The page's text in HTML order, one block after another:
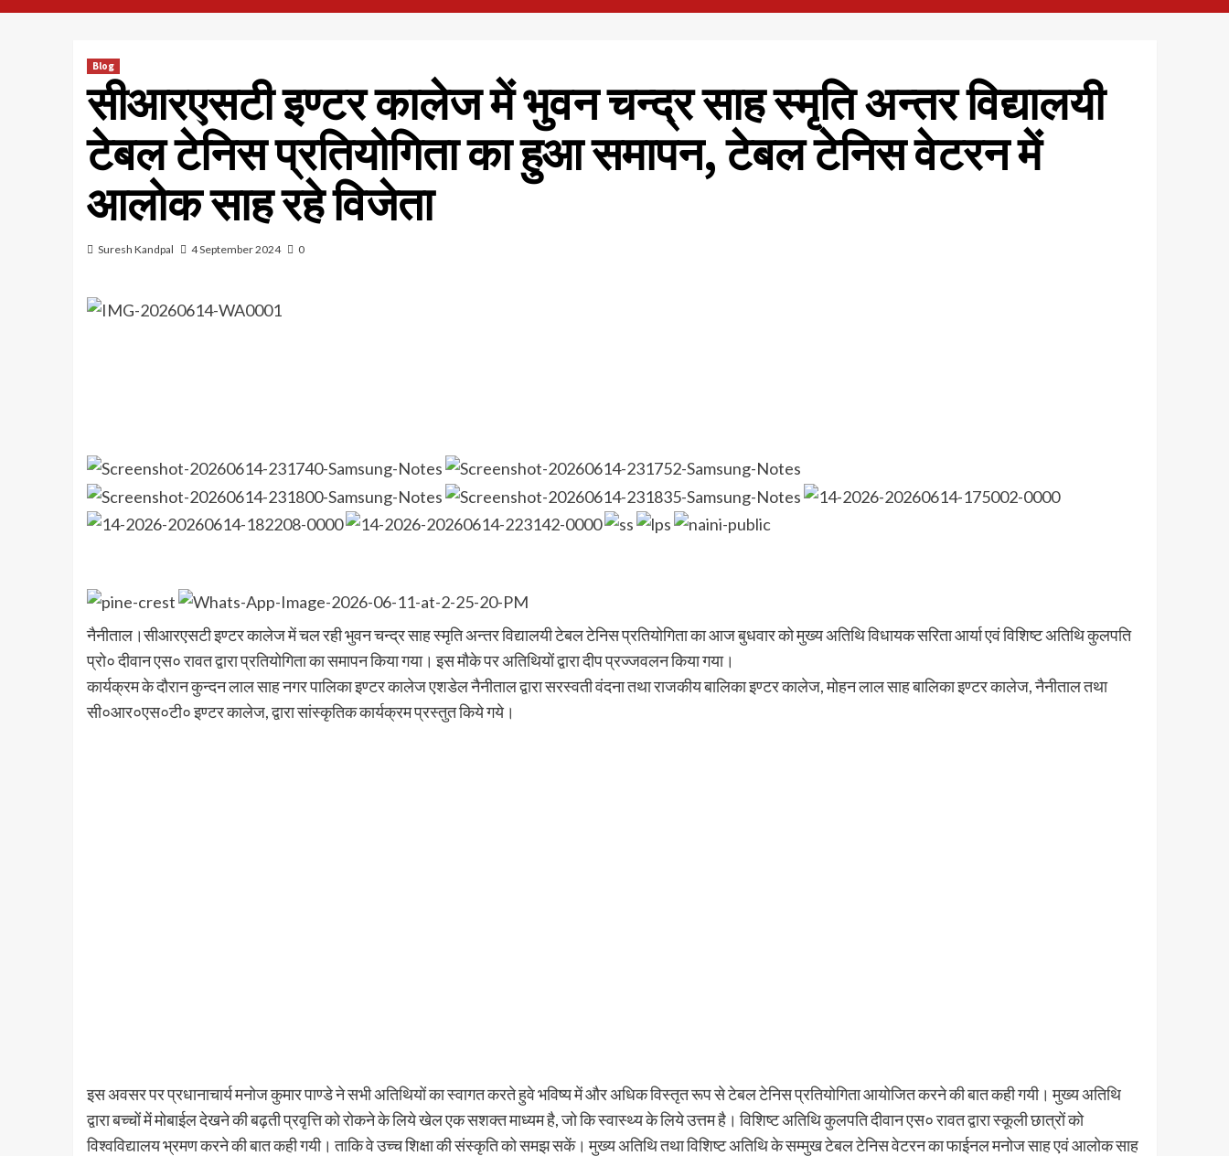
Blog
सीआरएसटी इण्टर कालेज में भुवन चन्द्र साह स्मृति अन्तर विद्यालयी
टेबल टेनिस प्रतियोगिता का हुआ समापन, टेबल टेनिस वेटरन में
आलोक साह रहे विजेता
Suresh Kandpal 4 September 2024 0
नैनीताल।सीआरएसटी इण्टर कालेज में चल रही भुवन चन्द्र साह स्मृति अन्तर विद्यालयी टेबल टेनिस प्रतियोगिता का आज बुधवार को मुख्य अतिथि विधायक सरिता आर्या एवं विशिष्ट अतिथि कुलपति
प्रो० दीवान एस० रावत द्वारा प्रतियोगिता का समापन किया गया। इस मौके पर अतिथियों द्वारा दीप प्रज्जवलन किया गया।
कार्यक्रम के दौरान कुन्दन लाल साह नगर पालिका इण्टर कालेज एशडेल नैनीताल द्वारा सरस्वती वंदना तथा राजकीय बालिका इण्टर कालेज, मोहन लाल साह बालिका इण्टर कालेज, नैनीताल तथा
सी०आर०एस०टी० इण्टर कालेज, द्वारा सांस्कृतिक कार्यक्रम प्रस्तुत किये गये।
इस अवसर पर प्रधानाचार्य मनोज कुमार पाण्डे ने सभी अतिथियों का स्वागत करते हुवे भविष्य में और अधिक विस्तृत रूप से टेबल टेनिस प्रतियोगिता आयोजित करने की बात कही गयी। मुख्य अतिथि
द्वारा बच्चों में मोबाईल देखने की बढ़ती प्रवृत्ति को रोकने के लिये खेल एक सशक्त माध्यम है, जो कि स्वास्थ्य के लिये उत्तम है। विशिष्ट अतिथि कुलपति दीवान एस० रावत द्वारा स्कूली छात्रों को
विश्वविद्यालय भ्रमण करने की बात कही गयी। ताकि वे उच्च शिक्षा की संस्कृति को समझ सकें। मुख्य अतिथि तथा विशिष्ट अतिथि के सम्मुख टेबल टेनिस वेटरन का फाईनल मनोज साह एवं आलोक साह